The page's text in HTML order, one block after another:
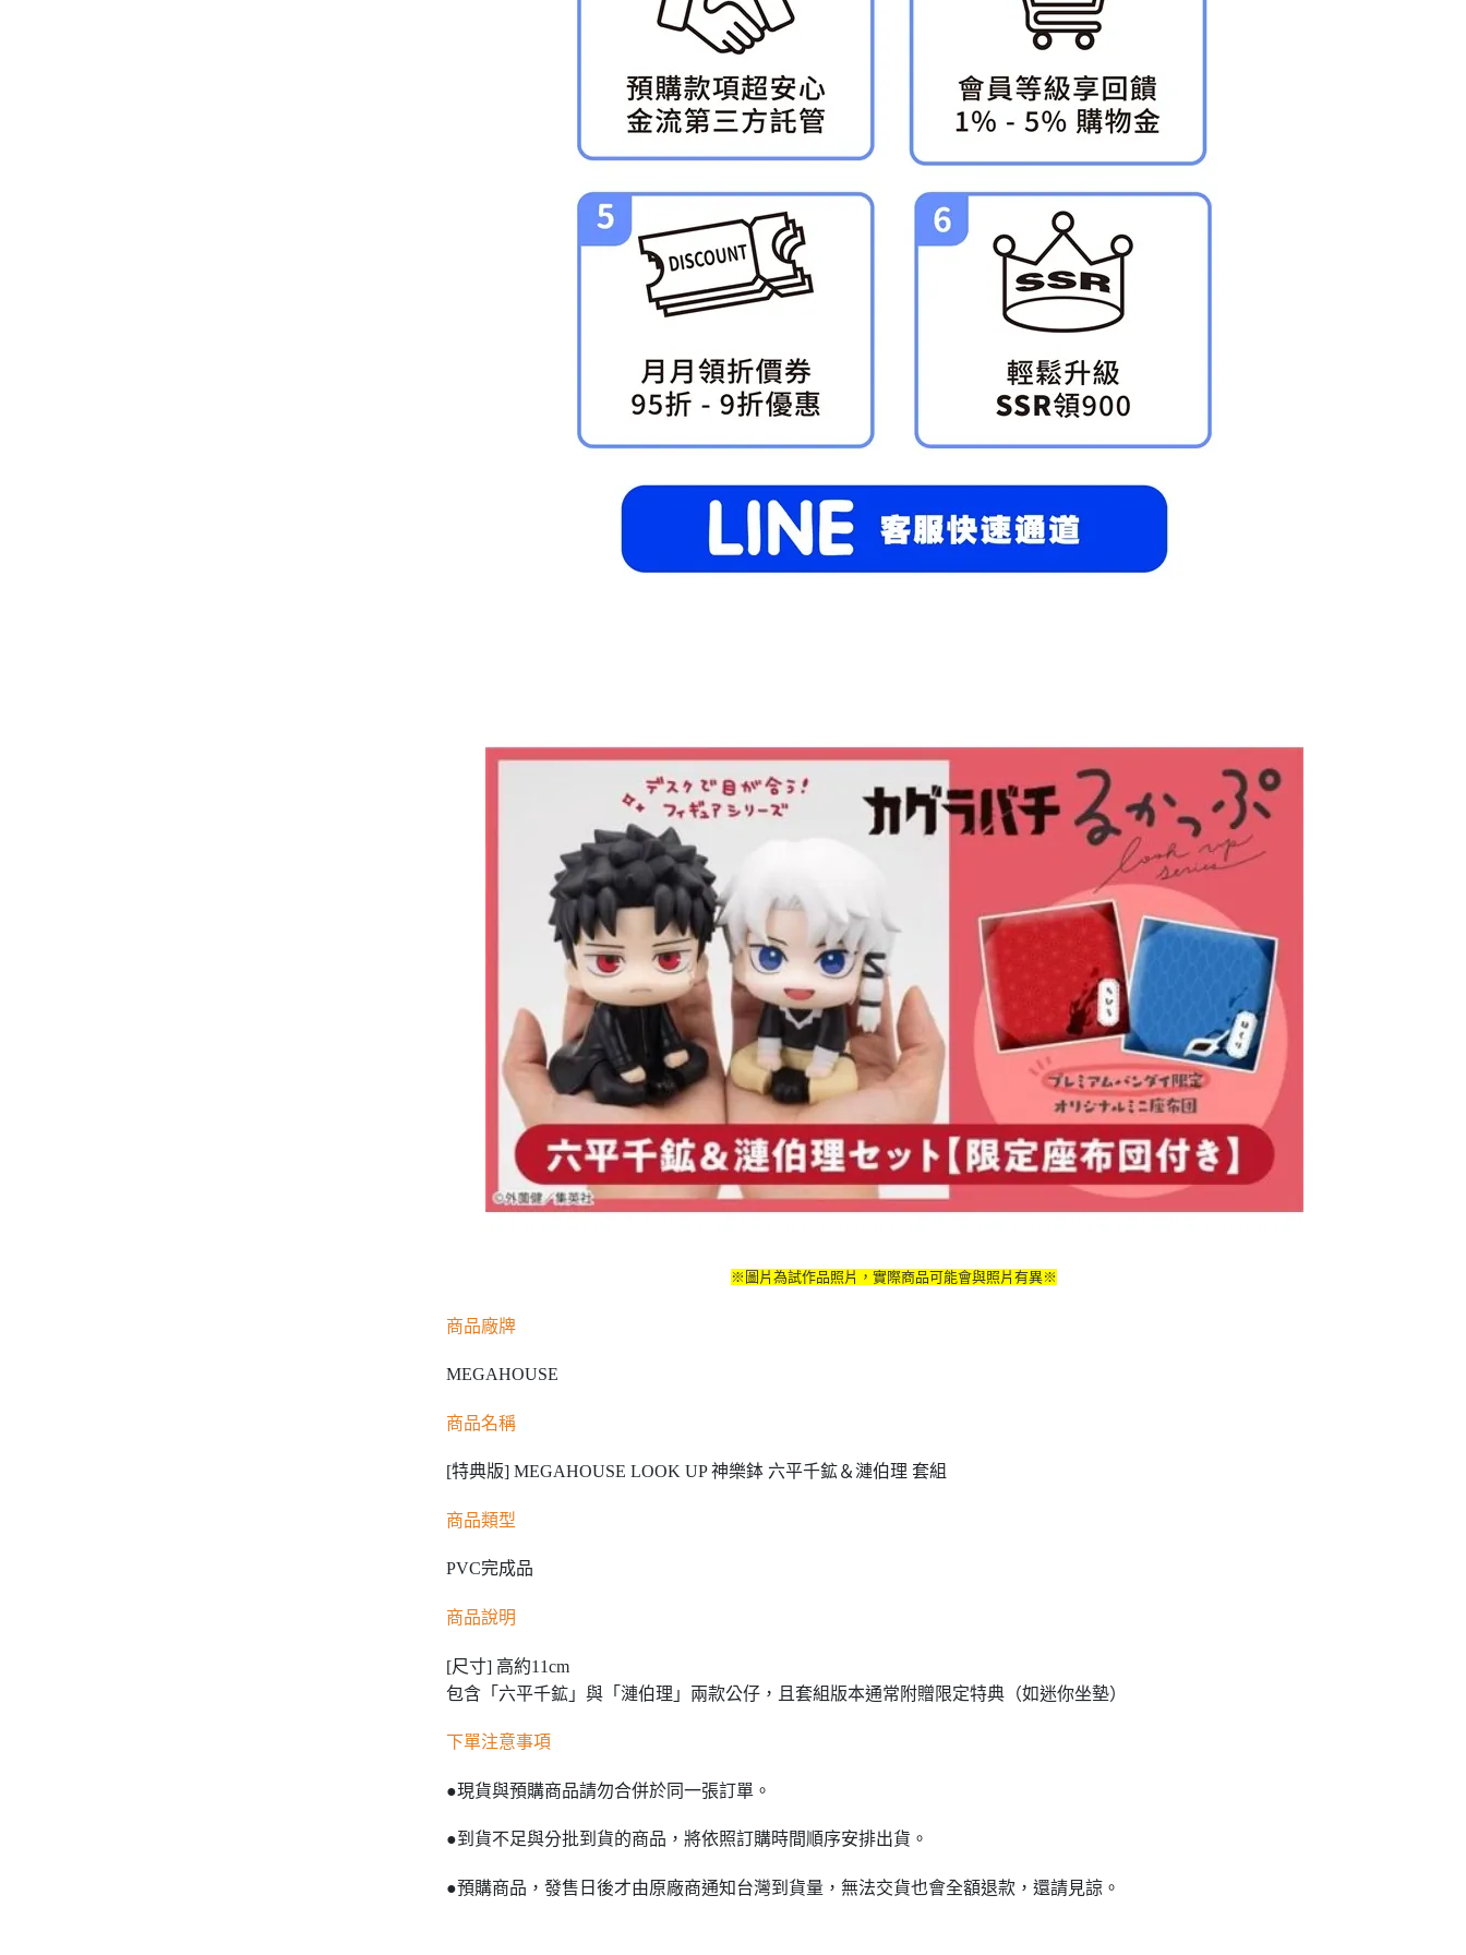
※圖片為試作品照片，實際商品可能會與照片有異※
商品廠牌
MEGAHOUSE
商品名稱
[特典版] MEGAHOUSE LOOK UP 神樂鉢 六平千鉱＆漣伯理 套組
商品類型
PVC完成品
商品說明
[尺寸] 高約11cm
包含「六平千鉱」與「漣伯理」兩款公仔，且套組版本通常附贈限定特典（如迷你坐墊）
下單注意事項
●現貨與預購商品請勿合併於同一張訂單。
●到貨不足與分批到貨的商品，將依照訂購時間順序安排出貨。
●預購商品，發售日後才由原廠商通知台灣到貨量，無法交貨也會全額退款，還請見諒。